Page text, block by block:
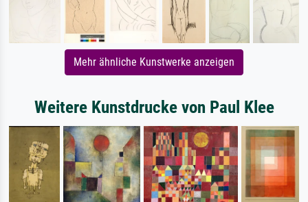
Mehr ähnliche Kunstwerke anzeigen
Weitere Kunstdrucke von Paul Klee